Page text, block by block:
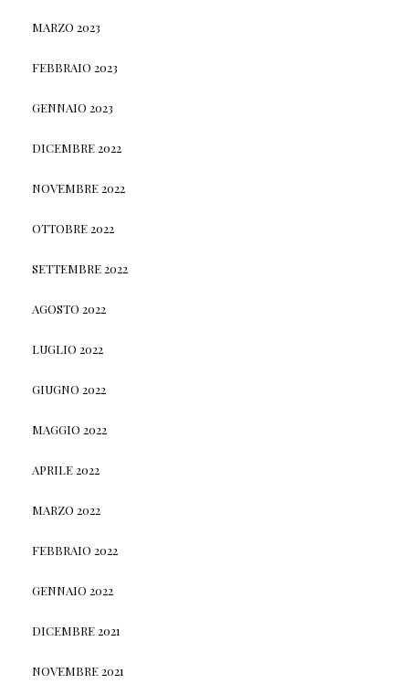
MARZO 2023
FEBBRAIO 2023
GENNAIO 2023
DICEMBRE 2022
NOVEMBRE 2022
OTTOBRE 2022
SETTEMBRE 2022
AGOSTO 2022
LUGLIO 2022
GIUGNO 2022
MAGGIO 2022
APRILE 2022
MARZO 2022
FEBBRAIO 2022
GENNAIO 2022
DICEMBRE 2021
NOVEMBRE 2021